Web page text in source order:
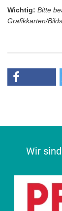
Wichtig: Bitte
Grafikkarten/
Wir